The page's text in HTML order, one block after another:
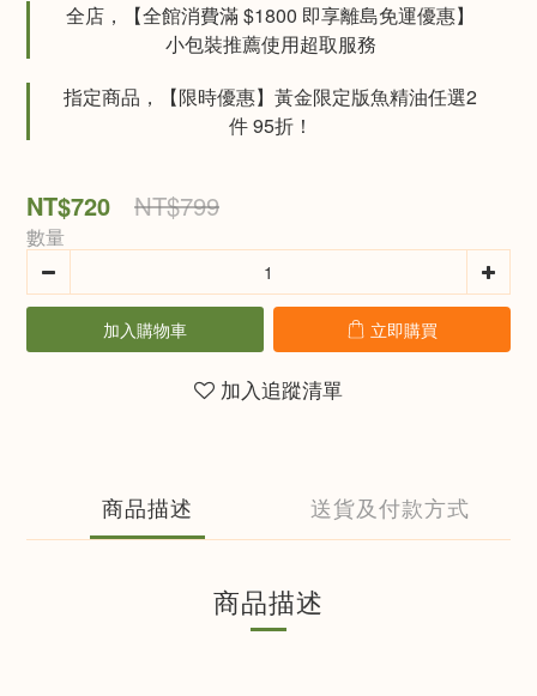
全店，【全館消費滿 $1800 即享離島免運優惠】
小包裝推薦使用超取服務
指定商品，【限時優惠】黃金限定版魚精油任選2
件 95折！
NT$720 NT$799
數量
加入購物車 立即購買
加入追蹤清單
商品描述 送貨及付款方式
商品描述